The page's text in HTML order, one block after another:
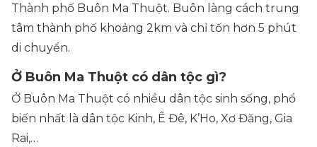
Thành phố Buôn Ma Thuột. Buôn làng cách trung
tâm thành phố khoảng 2km và chỉ tốn hơn 5 phút
di chuyển.
Ở Buôn Ma Thuột có dân tộc gì?
Ở Buôn Ma Thuột có nhiều dân tộc sinh sống, phổ
biến nhất là dân tộc Kinh, Ê Đê, K’Ho, Xơ Đăng, Gia
Rai,…